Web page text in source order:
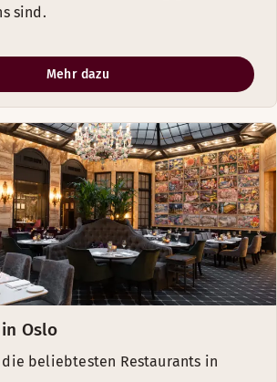
sind.
Mehr dazu
Oslo
die beliebtesten Restaurants in